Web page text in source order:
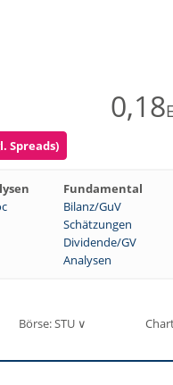
0,18
Spreads)
Fundamental
Bilanz/GuV
Schätzungen
Dividende/GV
Analysen
Börse: STU ∨